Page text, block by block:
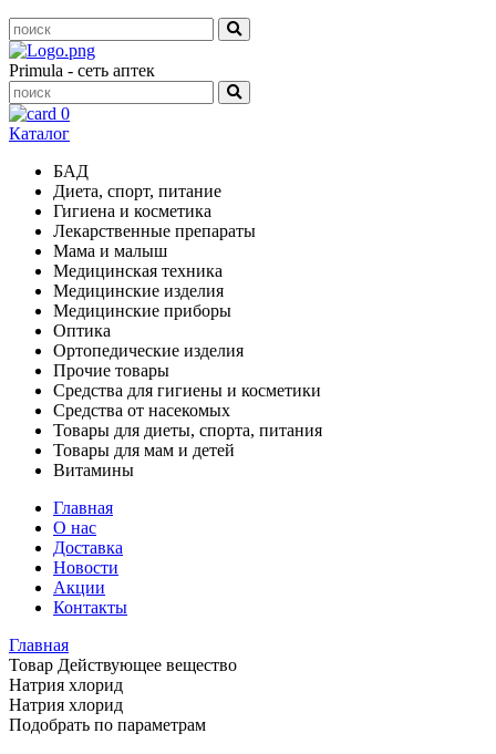
Primula - сеть аптек
0
Каталог
БАД
Диета, спорт, питание
Гигиена и косметика
Лекарственные препараты
Мама и малыш
Медицинская техника
Медицинские изделия
Медицинские приборы
Оптика
Ортопедические изделия
Прочие товары
Средства для гигиены и косметики
Средства от насекомых
Товары для диеты, спорта, питания
Товары для мам и детей
Витамины
Главная
О нас
Доставка
Новости
Акции
Контакты
Главная
Товар Действующее вещество
Натрия хлорид
Натрия хлорид
Подобрать по параметрам